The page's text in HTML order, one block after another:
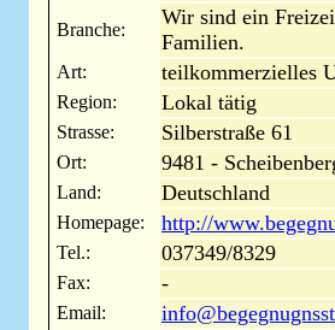
Branche:
Wir sind ein
Familien.
Art: teilkommerzielles
Region: Lokal tätig
Strasse: Silberstraße 61
Ort: 9481 -
Land: Deutschland
Homepage: http://
Tel.: 037349/8329
Fax: -
Email: